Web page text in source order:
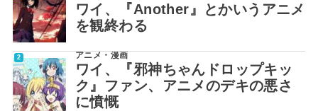
ワイ、『Another』とかいうアニメ
を観終わる
アニメ・漫画
ワイ、『邪神ちゃんドロップキッ
ク』ファン、アニメのデキの悪さ
に憤慨